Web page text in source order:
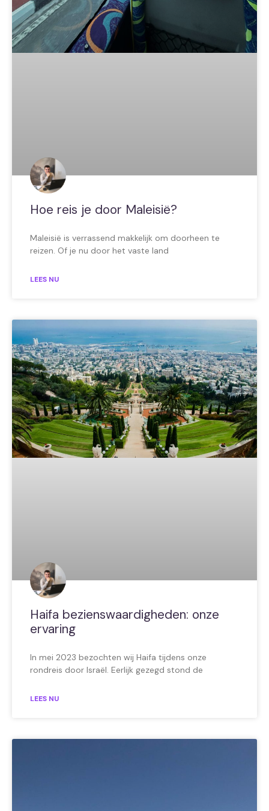
Hoe reis je door Maleisië?
Maleisië is verrassend makkelijk om doorheen te
reizen. Of je nu door het vaste land
LEES NU
Haifa bezienswaardigheden: onze
ervaring
In mei 2023 bezochten wij Haifa tijdens onze
rondreis door Israël. Eerlijk gezegd stond de
LEES NU